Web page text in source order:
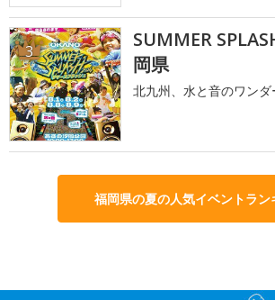
3
SUMMER
岡県
北九州、水と音のワンダ
福岡県の夏の人気イベントラン